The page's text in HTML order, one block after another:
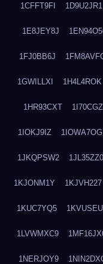
1CFFT9FI 1D9U2JR1
1E8JEY8J
1FJ0BB6J
1GWILLXI 1H4L4ROK
1HR93CXT
1IOKJ9IZ 1IOWA7OG
1JKQPSW2 1JL35ZZ0
1KJONM1Y 1KJVH227
1KUC7YQ5
1LVWMXC9
1NERJOY9